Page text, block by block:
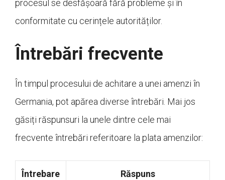
procesul se desfășoară fără probleme și în
conformitate cu cerințele autorităților.
Întrebări frecvente
În timpul procesului de achitare a unei amenzi în
Germania, pot apărea diverse întrebări. Mai jos
găsiți răspunsuri la unele dintre cele mai
frecvente întrebări referitoare la plata amenzilor:
Întrebare Răspuns